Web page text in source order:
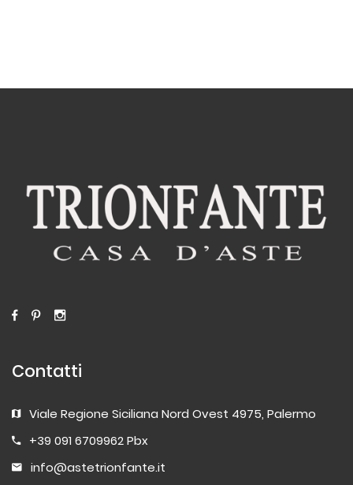
Contatti
Viale Regione Siciliana Nord Ovest 4975, Palermo
+39 091 6709962 Pbx
info@astetrionfante.it